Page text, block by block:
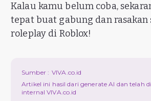
Kalau kamu belum coba,
tepat buat gabung dan
roleplay di Roblox!
Sumber : VIVA.co.id
Artikel ini hasil dari generate AI dan telah
internal VIVA.co.id